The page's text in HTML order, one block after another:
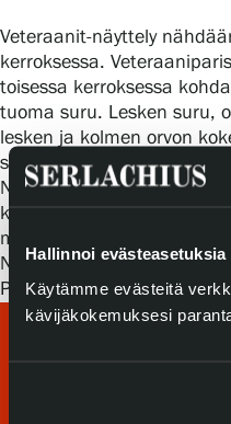
Hallinnoi evästeasetuksia
Käytämme evästeitä
kävijäkokemuksesi
Veteraanit-näyttely
kerroksessa.
toisessa kerroksessa
tuoma suru. Lesken suru,
lesken ja kolmen orvon
sodassa.
Näyttelyn yhteydessä
kirjoitetaan leikitellen
museon auditoriossa.
Näyttely oli Mäntän
Pietarissa Anna Ahmatova